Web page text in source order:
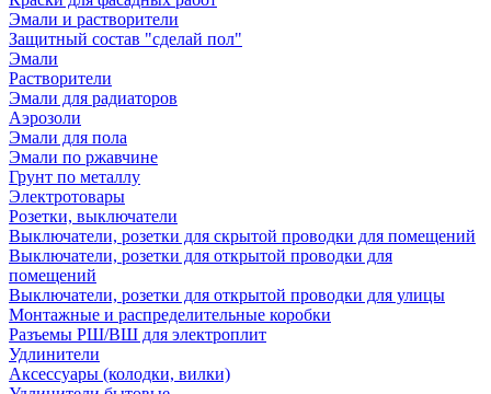
Эмали и растворители
Защитный состав "сделай пол"
Эмали
Растворители
Эмали для радиаторов
Аэрозоли
Эмали для пола
Эмали по ржавчине
Грунт по металлу
Электротовары
Розетки, выключатели
Выключатели, розетки для скрытой проводки для помещений
Выключатели, розетки для открытой проводки для
помещений
Выключатели, розетки для открытой проводки для улицы
Монтажные и распределительные коробки
Разъемы РШ/ВШ для электроплит
Удлинители
Аксессуары (колодки, вилки)